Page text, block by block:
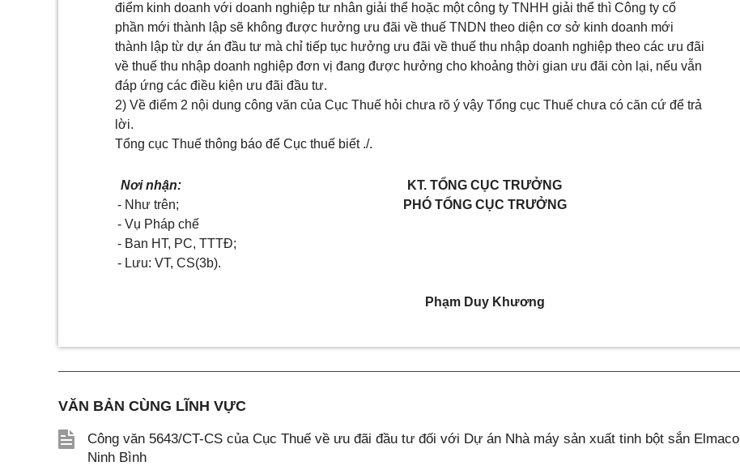
điểm kinh doanh với doanh nghiệp tư nhân giải thể hoặc một công ty TNHH giải thể thì Công ty cổ
phần mới thành lập sẽ không được hưởng ưu đãi về thuế TNDN theo diện cơ sở kinh doanh mới
thành lập từ dự án đầu tư mà chỉ tiếp tục hưởng ưu đãi về thuế thu nhập doanh nghiệp theo các ưu đãi
về thuế thu nhập doanh nghiệp đơn vị đang được hưởng cho khoảng thời gian ưu đãi còn lại, nếu vẫn
đáp ứng các điều kiện ưu đãi đầu tư.
2) Về điểm 2 nội dung công văn của Cục Thuế hỏi chưa rõ ý vậy Tổng cục Thuế chưa có căn cứ để trả
lời.
Tổng cục Thuế thông báo để Cục thuế biết ./.
Nơi nhận:
- Như trên;
- Vụ Pháp chế
- Ban HT, PC, TTTĐ;
- Lưu: VT, CS(3b).
KT. TỔNG CỤC TRƯỞNG
PHÓ TỔNG CỤC TRƯỞNG
Phạm Duy Khương
VĂN BẢN CÙNG LĨNH VỰC
Công văn 5643/CT-CS của Cục Thuế về ưu đãi đầu tư đối với Dự án Nhà máy sản xuất tinh bột sắn Elmaco
Ninh Bình